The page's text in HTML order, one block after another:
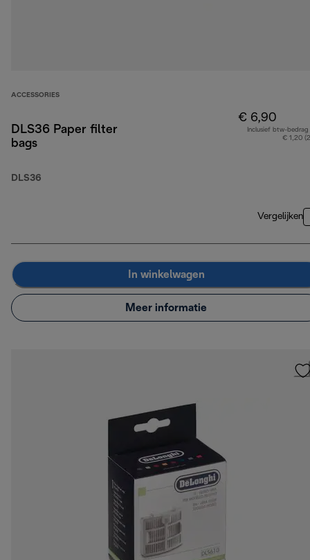
ACCESSORIES
DLS36 Paper filter
bags
DLS36
€ 6,90
Inclusief btw-bedrag
€ 1,20
Vergelijken
In winkelwagen
Meer informatie